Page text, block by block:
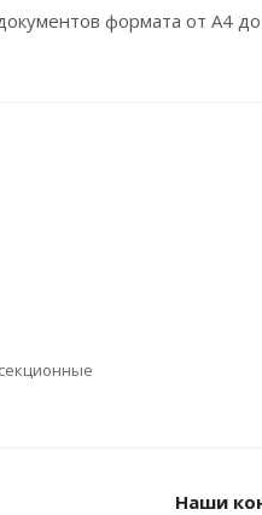
формата от А4
Наши